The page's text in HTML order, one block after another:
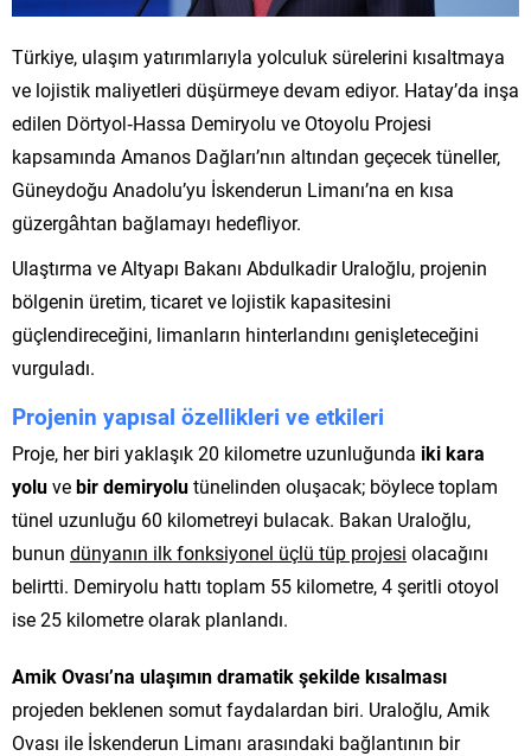
Türkiye, ulaşım yatırımlarıyla yolculuk sürelerini kısaltmaya
ve lojistik maliyetleri düşürmeye devam ediyor. Hatay’da inşa
edilen Dörtyol‑Hassa Demiryolu ve Otoyolu Projesi
kapsamında Amanos Dağları’nın altından geçecek tüneller,
Güneydoğu Anadolu’yu İskenderun Limanı’na en kısa
güzergâhtan bağlamayı hedefliyor.
Ulaştırma ve Altyapı Bakanı Abdulkadir Uraloğlu, projenin
bölgenin üretim, ticaret ve lojistik kapasitesini
güçlendireceğini, limanların hinterlandını genişleteceğini
vurguladı.
Projenin yapısal özellikleri ve etkileri
Proje, her biri yaklaşık 20 kilometre uzunluğunda iki kara
yoluvebir demiryolutünelinden oluşacak; böylece toplam
tünel uzunluğu 60 kilometreyi bulacak. Bakan Uraloğlu,
bunun dünyanın ilk fonksiyonel üçlü tüp projesi olacağını
belirtti. Demiryolu hattı toplam 55 kilometre, 4 şeritli otoyol
ise 25 kilometre olarak planlandı.
Amik Ovası’na ulaşımın dramatik şekilde kısalması
projeden beklenen somut faydalardan biri. Uraloğlu, Amik
Ovası ile İskenderun Limanı arasındaki bağlantının bir